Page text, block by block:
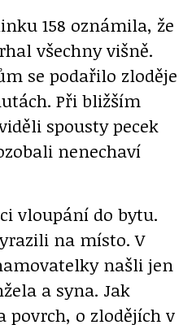
158 oznámila, že
všechny višně.
se podařilo zloděje
Při bližším
spousty pecek
nenechaví
vloupání do bytu.
na místo. V
našli jen
a syna. Jak
povrch, o zlodějích v